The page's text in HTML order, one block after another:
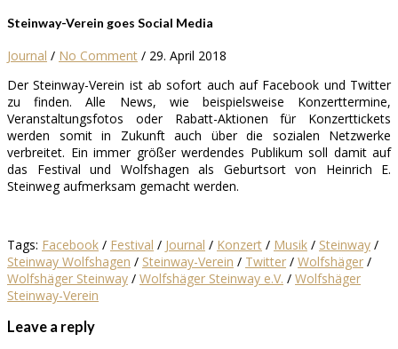
Steinway-Verein goes Social Media
Journal / No Comment / 29. April 2018
Der Steinway-Verein ist ab sofort auch auf Facebook und Twitter
zu finden. Alle News, wie beispielsweise Konzerttermine,
Veranstaltungsfotos oder Rabatt-Aktionen für Konzerttickets
werden somit in Zukunft auch über die sozialen Netzwerke
verbreitet. Ein immer größer werdendes Publikum soll damit auf
das Festival und Wolfshagen als Geburtsort von Heinrich E.
Steinweg aufmerksam gemacht werden.
Tags: Facebook / Festival / Journal / Konzert / Musik / Steinway /
Steinway Wolfshagen / Steinway-Verein / Twitter / Wolfshäger /
Wolfshäger Steinway / Wolfshäger Steinway e.V. / Wolfshäger
Steinway-Verein
Leave a reply